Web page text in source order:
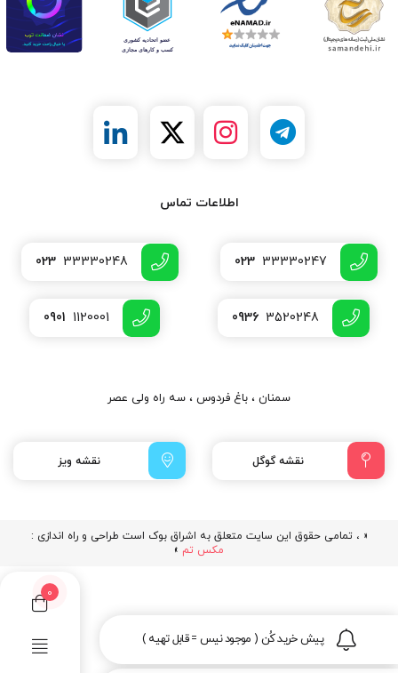
پیش خرید کُن ( موجود نیس = قابل تهیه )
0
اطلاعات تماس
023 33330247
023 33330248
0936 3520248
0901 1120001
سمنان ، باغ فردوس ، سه راه ولی عصر
نقشه گوگل نقشه ویز
« ، تمامی حقوق این سایت متعلق به اشراق بوک است طراحی و راه اندازی :
مکس تم »